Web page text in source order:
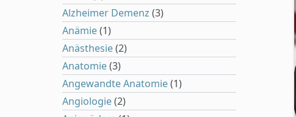
Alzheimer Demenz (3)
Anämie(1)
Anästhesie(2)
Anatomie(3)
Angewandte Anatomie(1)
Angiologie(2)